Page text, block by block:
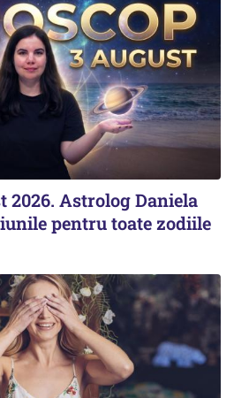
2026. Astrolog Daniela
pentru toate zodiile